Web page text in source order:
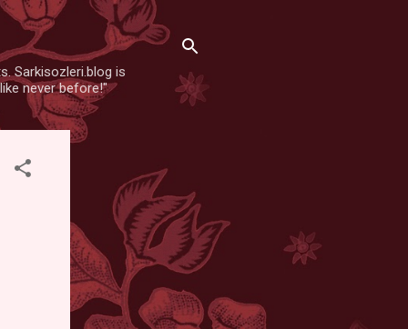
Sarkisozleri.blog is
never before!"